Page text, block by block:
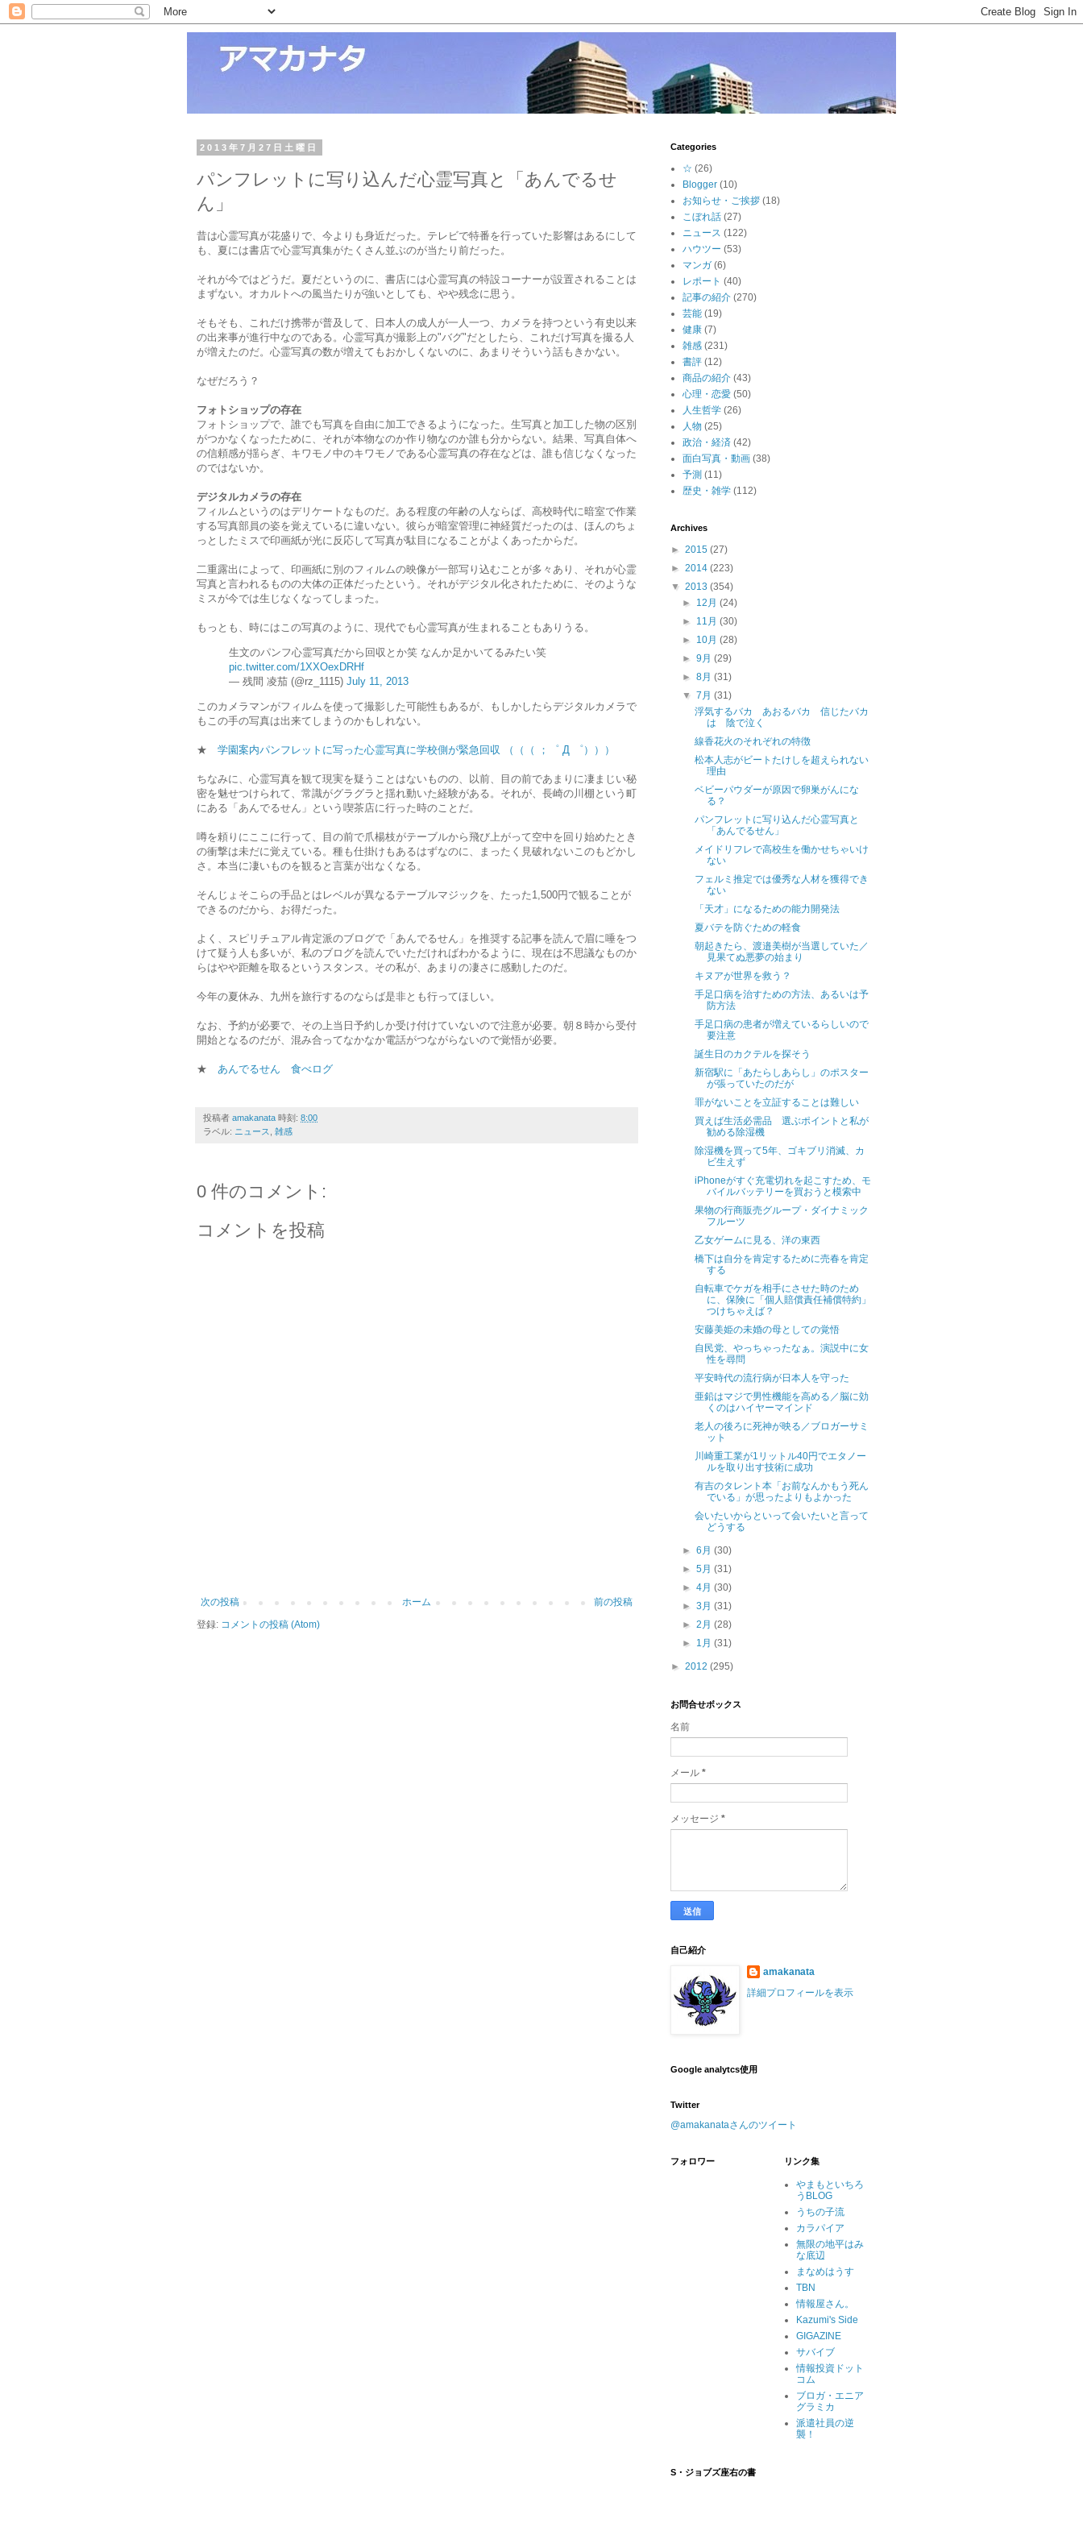
2013年7月27日土曜日
パンフレットに写り込んだ心霊写真と「あんでるせ
ん」
昔は心霊写真が花盛りで、今よりも身近だった。テレビで特番を行っていた影響はあるにして
も、夏には書店で心霊写真集がたくさん並ぶのが当たり前だった。
それが今ではどうだ。夏だというのに、書店には心霊写真の特設コーナーが設置されることは
まずない。オカルトへの風当たりが強いとしても、やや残念に思う。
そもそも、これだけ携帯が普及して、日本人の成人が一人一つ、カメラを持つという有史以来
の出来事が進行中なのである。心霊写真が撮影上の"バグ"だとしたら、これだけ写真を撮る人
が増えたのだ。心霊写真の数が増えてもおかしくないのに、あまりそういう話もきかない。
なぜだろう？
フォトショップの存在
フォトショップで、誰でも写真を自由に加工できるようになった。生写真と加工した物の区別
がつかなくなったために、それが本物なのか作り物なのか誰も分からない。結果、写真自体へ
の信頼感が揺らぎ、キワモノ中のキワモノである心霊写真の存在などは、誰も信じなくなった
のではないか。
デジタルカメラの存在
フィルムというのはデリケートなものだ。ある程度の年齢の人ならば、高校時代に暗室で作業
する写真部員の姿を覚えているに違いない。彼らが暗室管理に神経質だったのは、ほんのちょ
っとしたミスで印画紙が光に反応して写真が駄目になることがよくあったからだ。
二重露出によって、印画紙に別のフィルムの映像が一部写り込むことが多々あり、それが心霊
写真と言われるものの大体の正体だったという。それがデジタル化されたために、そのような
ミスが今では生じなくなってしまった。
もっとも、時にはこの写真のように、現代でも心霊写真が生まれることもありうる。
生文のパンフ心霊写真だから回収とか笑 なんか足かいてるみたい笑
pic.twitter.com/1XXOexDRHf
— 残間 凌茄 (@rz_1115) July 11, 2013
このカメラマンがフィルムを使って撮影した可能性もあるが、もしかしたらデジタルカメラで
もこの手の写真は出来てしまうのかもしれない。
★ 学園案内パンフレットに写った心霊写真に学校側が緊急回収 （（（ ；゜ Д ゜）））
ちなみに、心霊写真を観て現実を疑うことはないものの、以前、目の前であまりに凄まじい秘
密を魅せつけられて、常識がグラグラと揺れ動いた経験がある。それが、長崎の川棚という町
にある「あんでるせん」という喫茶店に行った時のことだ。
噂を頼りにここに行って、目の前で爪楊枝がテーブルから飛び上がって空中を回り始めたとき
の衝撃は未だに覚えている。種も仕掛けもあるはずなのに、まったく見破れないこのもどかし
さ。本当に凄いものを観ると言葉が出なくなる。
そんじょそこらの手品とはレベルが異なるテーブルマジックを、たった1,500円で観ることが
できるのだから、お得だった。
よく、スピリチュアル肯定派のブログで「あんでるせん」を推奨する記事を読んで眉に唾をつ
けて疑う人も多いが、私のブログを読んでいただければわかるように、現在は不思議なものか
らはやや距離を取るというスタンス。その私が、あまりの凄さに感動したのだ。
今年の夏休み、九州を旅行するのならば是非とも行ってほしい。
なお、予約が必要で、その上当日予約しか受け付けていないので注意が必要。朝８時から受付
開始となるのだが、混み合ってなかなか電話がつながらないので覚悟が必要。
★ あんでるせん 食べログ
投稿者 amakanata 時刻: 8:00
ラベル: ニュース 雑感
0 件のコメント:
コメントを投稿
次の投稿 前の投稿
ホーム
登録: コメントの投稿 (Atom)
Categories
☆ (26)
Blogger (10)
お知らせ・ご挨拶 (18)
こぼれ話 (27)
ニュース (122)
ハウツー (53)
マンガ (6)
レポート (40)
記事の紹介 (270)
芸能 (19)
健康 (7)
雑感 (231)
書評 (12)
商品の紹介 (43)
心理・恋愛 (50)
人生哲学 (26)
人物 (25)
政治・経済 (42)
面白写真・動画 (38)
予測 (11)
歴史・雑学 (112)
Archives
► 2015 (27)
► 2014 (223)
▼ 2013 (354)
► 12月(24)
► 11月(30)
► 10月(28)
►9月(29)
►8月(31)
▼7月(31)
浮気するバカ あおるバカ 信じたバカ
は 陰で泣く
線香花火のそれぞれの特徴
松本人志がビートたけしを超えられない
理由
ベビーパウダーが原因で卵巣がんにな
る？
パンフレットに写り込んだ心霊写真と
「あんでるせん」
メイドリフレで高校生を働かせちゃいけ
ない
フェルミ推定では優秀な人材を獲得でき
ない
「天才」になるための能力開発法
夏バテを防ぐための軽食
朝起きたら、渡邉美樹が当選していた／
見果てぬ悪夢の始まり
キヌアが世界を救う？
手足口病を治すための方法、あるいは予
防方法
手足口病の患者が増えているらしいので
要注意
誕生日のカクテルを探そう
新宿駅に「あたらしあらし」のポスター
が張っていたのだが
罪がないことを立証することは難しい
買えば生活必需品 選ぶポイントと私が
勧める除湿機
除湿機を買って5年、ゴキブリ消滅、カ
ビ生えず
iPhoneがすぐ充電切れを起こすため、モ
バイルバッテリーを買おうと模索中
果物の行商販売グループ・ダイナミック
フルーツ
乙女ゲームに見る、洋の東西
橋下は自分を肯定するために売春を肯定
する
自転車でケガを相手にさせた時のため
に、保険に「個人賠償責任補償特約」
つけちゃえば？
安藤美姫の未婚の母としての覚悟
自民党、やっちゃったなぁ。演説中に女
性を尋問
平安時代の流行病が日本人を守った
亜鉛はマジで男性機能を高める／脳に効
くのはハイヤーマインド
老人の後ろに死神が映る／ブロガーサミ
ット
川崎重工業が1リットル40円でエタノー
ルを取り出す技術に成功
有吉のタレント本「お前なんかもう死ん
でいる」が思ったよりもよかった
会いたいからといって会いたいと言って
どうする
►6月(30)
►5月(31)
►4月(30)
►3月(31)
►2月(28)
► 1月(31)
► 2012 (295)
お問合せボックス
名前
メール *
メッセージ *
自己紹介
amakanata
詳細プロフィールを表示
Google analytcs使用
Twitter
@amakanataさんのツイート
フォロワー リンク集
やまもといちろ
うBLOG
うちの子流
カラパイア
無限の地平はみ
な底辺
まなめはうす
TBN
情報屋さん。
Kazumi's Side
GIGAZINE
サバイブ
情報投資ドット
コム
ブロガ・エニア
グラミカ
派遣社員の逆
襲！
S・ジョブズ座右の書